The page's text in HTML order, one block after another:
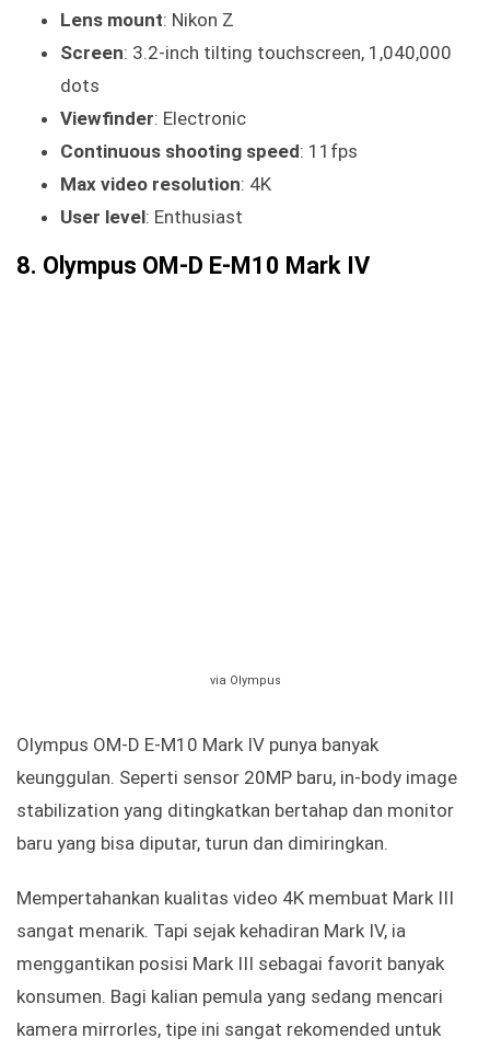
Lens mount: Nikon Z
Screen: 3.2-inch tilting touchscreen, 1,040,000
dots
Viewfinder: Electronic
Continuous shooting speed: 11fps
Max video resolution: 4K
User level: Enthusiast
8. Olympus OM-D E-M10 Mark IV
via Olympus
Olympus OM-D E-M10 Mark IV punya banyak
keunggulan. Seperti sensor 20MP baru, in-body image
stabilization yang ditingkatkan bertahap dan monitor
baru yang bisa diputar, turun dan dimiringkan.
Mempertahankan kualitas video 4K membuat Mark III
sangat menarik. Tapi sejak kehadiran Mark IV, ia
menggantikan posisi Mark III sebagai favorit banyak
konsumen. Bagi kalian pemula yang sedang mencari
kamera mirrorles, tipe ini sangat rekomended untuk